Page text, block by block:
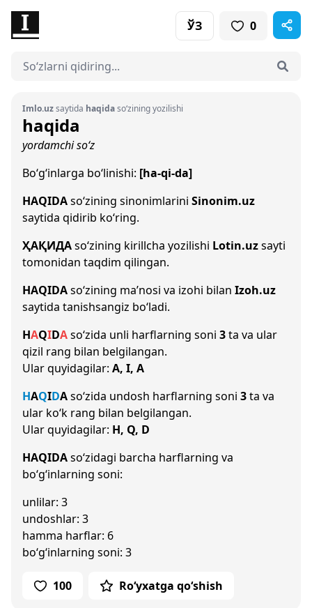
ЎЗ 0
Imlo.uzsaytida haqidaso‘zining yozilishi
haqida
yordamchi so‘z
Bo‘g‘inlarga bo‘linishi: [ha-qi-da]
HAQIDAso‘zining sinonimlarini Sinonim.uz
saytida qidirib ko‘ring.
ҲАҚИДАso‘zining kirillcha yozilishi Lotin.uzsayti
tomonidan taqdim qilingan.
HAQIDAso‘zining ma’nosi va izohi bilan Izoh.uz
saytida tanishsangiz bo‘ladi.
HAQIDAso‘zida unli harflarning soni 3ta va ular
qizil rang bilan belgilangan.
Ular quyidagilar: A, I, A
HAQIDAso‘zida undosh harflarning soni 3ta va
ular ko‘k rang bilan belgilangan.
Ular quyidagilar: H, Q, D
HAQIDAso‘zidagi barcha harflarning va
bo‘g‘inlarning soni:
unlilar: 3
undoshlar: 3
hamma harflar: 6
bo‘g‘inlarning soni: 3
100 Ro‘yxatga qo‘shish